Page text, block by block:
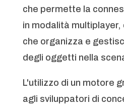
che permette la
in modalità multiplayer,
che organizza e
degli oggetti nella
L'utilizzo di un motore
agli sviluppatori di